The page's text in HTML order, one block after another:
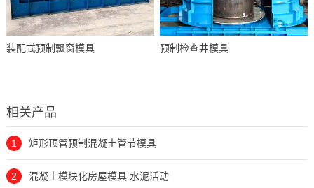
装配式预制飘窗模具 预制检查井模具
相关产品
1 矩形顶管预制混凝土管节模具
2 混凝土模块化房屋模具 水泥活动